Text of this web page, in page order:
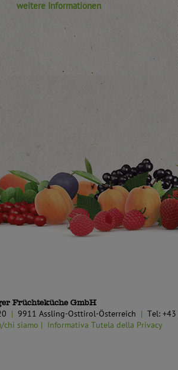
weitere Informationen
Früchteküche GmbH
9911 Assling-Osttirol-Österreich Tel:
chi siamo
Informativa Tutela della Privacy